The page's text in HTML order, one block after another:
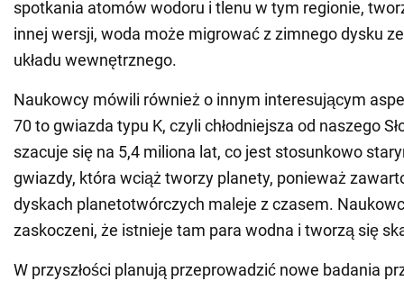
spotkania atomów wodoru i tlenu w tym regionie,
innej wersji, woda może migrować z zimnego dysku
układu wewnętrznego.
Naukowcy mówili również o innym interesującym
70 to gwiazda typu K, czyli chłodniejsza od naszego
szacuje się na 5,4 miliona lat, co jest stosunkowo
gwiazdy, która wciąż tworzy planety, ponieważ
dyskach planetotwórczych maleje z czasem.
zaskoczeni, że istnieje tam para wodna i tworzą się
W przyszłości planują przeprowadzić nowe badania